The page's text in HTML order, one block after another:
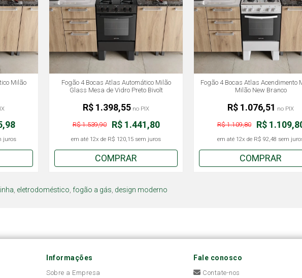
Milão
juros
Fogão 4 Bocas Atlas Automático Milão
Glass Mesa de Vidro Preto Bivolt
R$ 1.441,80
R$ 1.539,90
em até 12x de R$ 120,15 sem juros
R$ 1.398,55 no PIX
COMPRAR
Fogão 4 Bocas Atlas Acendimento
Milão New Branco
R$
R$ 1.109,80
em até 12x de R$ 92,48 sem
R$ 1.076,51 no PIX
COMPRAR
eletrodoméstico fogão a gás design moderno
Informações
Sobre a Empresa
Fale conosco
Contate-nos